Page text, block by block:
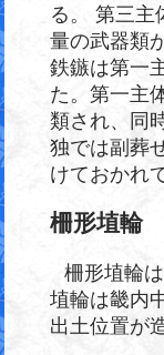
る。 第三主
量の武器類
鉄鏃は第一
た。第一主
類され、同
独では副葬
けておかれ
柵形埴輪
柵形埴輪
埴輪は畿内
出土位置が